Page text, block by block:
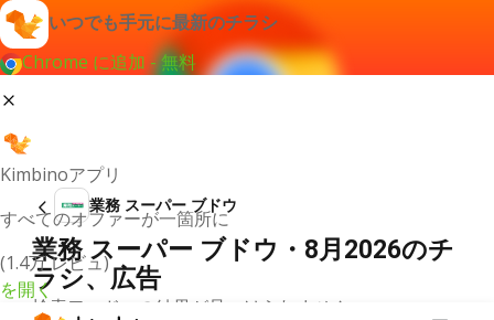
いつでも手元に最新のチラシ
Chrome に追加 - 無料
Kimbinoアプリ
すべてのオファーが一箇所に
(1.4万 レビュ)
を開く
業務 スーパー ブドウ
業務 スーパー ブドウ・8月2026のチ
ラシ、広告
検索ワードへの結果が見つけられません。